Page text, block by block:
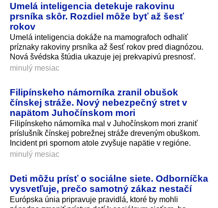
Umelá inteligencia detekuje rakovinu
prsníka skôr. Rozdiel môže byť až šesť
rokov
Umelá inteligencia dokáže na mamografoch odhaliť
príznaky rakoviny prsníka až šesť rokov pred diagnózou.
Nová švédska štúdia ukazuje jej prekvapivú presnosť.
minulý mesiac
Filipínskeho námorníka zranil obušok
čínskej stráže. Nový nebezpečný stret v
napätom Juhočínskom mori
Filipínskeho námorníka mal v Juhočínskom mori zraniť
príslušník čínskej pobrežnej stráže dreveným obuškom.
Incident pri spornom atole zvyšuje napätie v regióne.
minulý mesiac
Deti môžu prísť o sociálne siete. Odborníčka
vysvetľuje, prečo samotný zákaz nestačí
Európska únia pripravuje pravidlá, ktoré by mohli